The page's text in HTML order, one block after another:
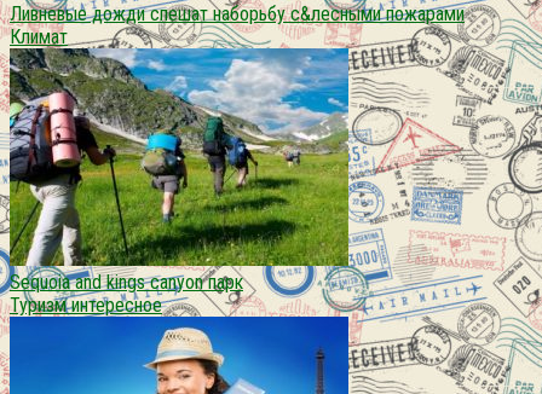
Ливневые дожди спешат наборьбу с&лесными пожарами
Климат
Sequoia and kings canyon парк
Туризм интересное